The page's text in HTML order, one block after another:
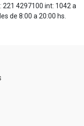
221 4297100 int: 1042 a
de 8:00 a 20:00 hs.